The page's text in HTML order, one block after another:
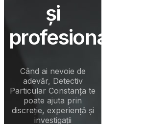
și
profesionale
Când ai nevoie de
adevăr, Detectiv
Particular Constanța te
poate ajuta prin
discreție, experiență și
investigații